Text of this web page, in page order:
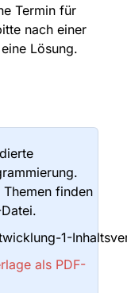
Termin für
nach einer
Lösung.
finden
1-
als PDF-